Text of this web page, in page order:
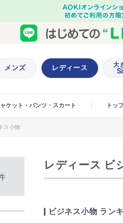
メンズ レディース 大
ケット・パンツ・スカート トッ
ス小物
レディース ビ
ビジネス小物 ラン